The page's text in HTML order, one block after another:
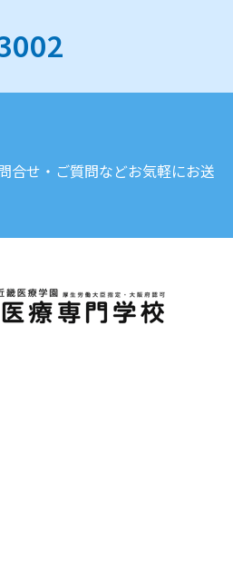
合せ・ご質問などお気軽にお送